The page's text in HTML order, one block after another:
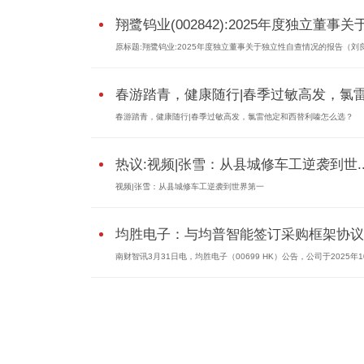
翔鹭钨业(002842):2025年度独立董事关
原标题:翔鹭钨业:2025年度独立董事关于独立性自查情况的报告（刘
春游踏青，健康随行|春季过敏高发，氯
春游踏青，健康随行|春季过敏高发，氯雷他定和西替利嗪怎么选？
热议:视频|张雪：从县城修车工逆袭到世
视频|张雪：从县城修车工逆袭到世界第一
均胜电子：与均普智能签订采购框架协议
南财智讯3月31日电，均胜电子（00699 HK）公告，公司于2025年